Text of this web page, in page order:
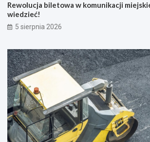
Rewolucja biletowa w komunikacji
wiedzieć!
5 sierpnia 2026